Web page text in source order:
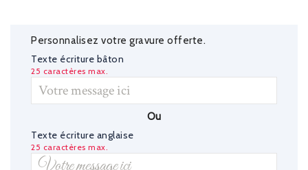
Personnalisez votre gravure offerte.
Texte écriture bâton
25 caractères max.
Ou
Texte écriture anglaise
25 caractères max.